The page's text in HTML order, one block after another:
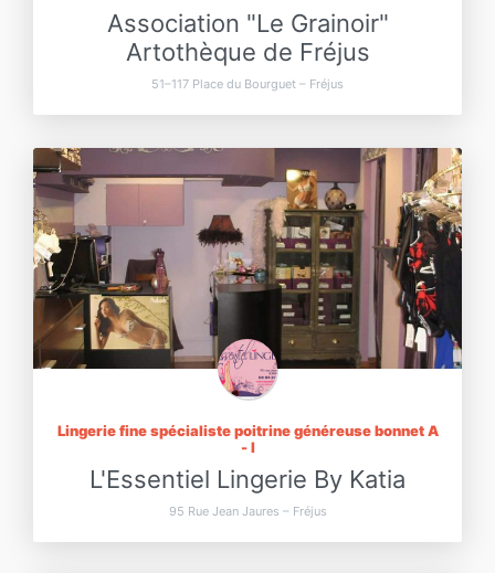
Association "Le Grainoir"
Artothèque de Fréjus
51–117 Place du Bourguet – Fréjus
Lingerie fine spécialiste poitrine généreuse bonnet A
- I
L'Essentiel Lingerie By Katia
95 Rue Jean Jaures – Fréjus